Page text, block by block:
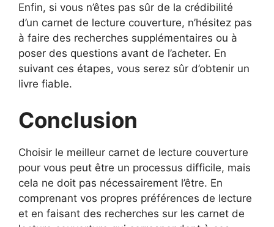
Enfin, si vous n’êtes pas sûr de la crédibilité
d’un carnet de lecture couverture, n’hésitez pas
à faire des recherches supplémentaires ou à
poser des questions avant de l’acheter. En
suivant ces étapes, vous serez sûr d’obtenir un
livre fiable.
Conclusion
Choisir le meilleur carnet de lecture couverture
pour vous peut être un processus difficile, mais
cela ne doit pas nécessairement l’être. En
comprenant vos propres préférences de lecture
et en faisant des recherches sur les carnet de